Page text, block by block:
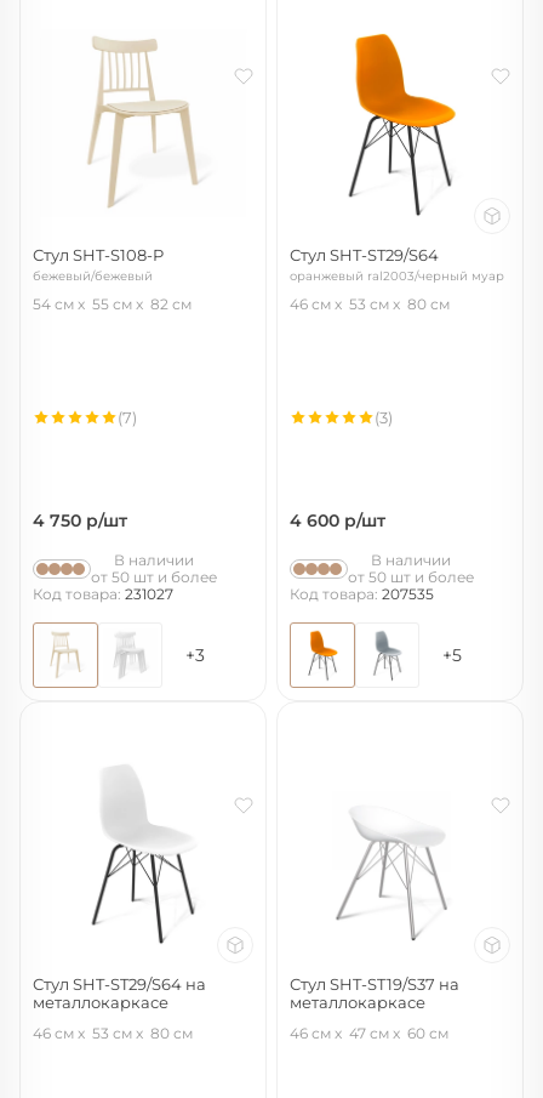
Стул SHT-S108-P
бежевый/бежевый
54 см 55 см 82 см
4 750 р/шт
(7)
В наличии
от 50 шт и более
Код товара: 231027
+3
Стул SHT-ST29/S64
оранжевый ral2003/черный муар
46 см 53 см 80 см
4 600 р/шт
(3)
В наличии
от 50 шт и более
Код товара: 207535
+5
Стул SHT-ST29/S64 на
металлокаркасе
46 см 53 см 80 см
Стул SHT-ST19/S37 на
металлокаркасе
46 см 47 см 60 см